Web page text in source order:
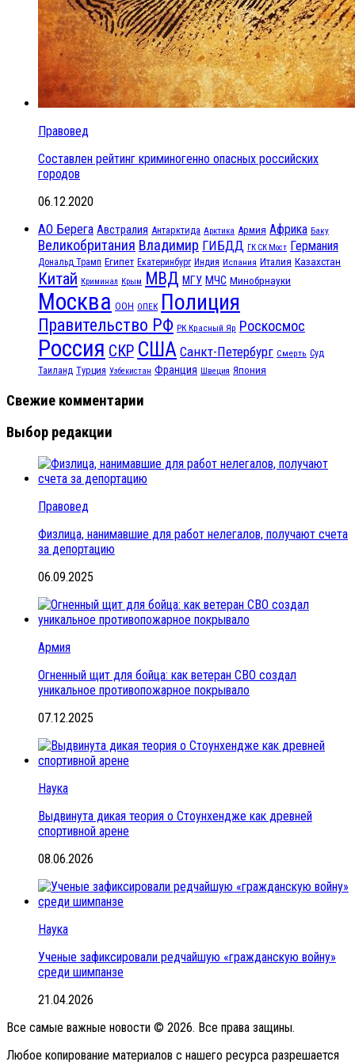
Правовед
Составлен рейтинг криминогенно опасных российских
городов
06.12.2020
АО Берега Австралия Антарктида Арктика Армия Африка Баку
Великобритания Владимир ГИБДД ГК СК Мост Германия
Дональд Трамп Египет Екатеринбург Индия Испания Италия Казахстан
Китай Криминал Крым МВД МГУ МЧС Минобрнауки
Москва ООН ОПЕК Полиция
Правительство РФ РК Красный Яр Роскосмос
Россия СКР США Санкт-Петербург Смерть Суд
Таиланд Турция Узбекистан Франция Швеция Япония
Свежие комментарии
Выбор редакции
Правовед
Физлица, нанимавшие для работ нелегалов, получают счета
за депортацию
06.09.2025
Армия
Огненный щит для бойца: как ветеран СВО создал
уникальное противопожарное покрывало
07.12.2025
Наука
Выдвинута дикая теория о Стоунхендже как древней
спортивной арене
08.06.2026
Наука
Ученые зафиксировали редчайшую «гражданскую войну»
среди шимпанзе
21.04.2026
Все самые важные новости © 2026. Все права защины.
Любое копирование материалов с нашего ресурса разрешается